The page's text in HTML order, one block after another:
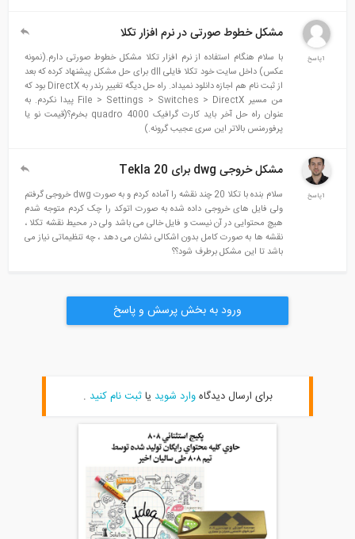
مشکل خطوط صورتی در نرم افزار تکلا
با سلام هنگام استفاده از نرم افزار تکلا مشکل خطوط صورتی دارم.(نمونه
عکس) داخل سایت خود تکلا فایلی dll برای حل مشکل پیشنهاد کرده که بعد
از ثبت نام هم اجازه دانلود نمیداد. راه حل دیگه تغییر رندر به DirectX بود که
من مسیر File > Settings > Switches > DirectX پیدا نکردم. به
عنوان راه حل آخر باید کارت گرافیک quadro 4000 بخرم؟(قیمت نو یا
پرفورمنس بالاتر این سری عجیب گرونه.)
مشکل خروجی dwg برای Tekla 20
سلام بنده با تکلا 20 چند نقشه را آماده کردم و به صورت dwg خروجی گرفتم
ولی فایل های خروجی داده شده به صورت اتوکد را چک کردم متوجه شدم
هیچ محتوایی در آن نیست و فایل خالی می باشد ولی در محیط نقشه تکلا ،
نقشه ها به صورت کامل بدون اشکالی نشان می دهد ، چه تنظیماتی نیاز می
باشد تا این مشکل برطرف شود؟؟
ورود به بخش پرسش و پاسخ
برای ارسال دیدگاهوارد شویدیاثبت نام کنید.